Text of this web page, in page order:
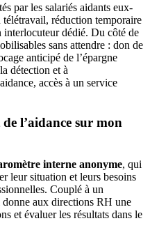
par les salariés aidants eux-
télétravail, réduction temporaire
interlocuteur dédié. Du côté de
sans attendre : don de
anticipé de l’épargne
détection et à
accès à un service
l’aidance sur mon
interne anonyme, qui
leur situation et leurs besoins
Couplé à un
aux directions RH une
et évaluer les résultats dans le